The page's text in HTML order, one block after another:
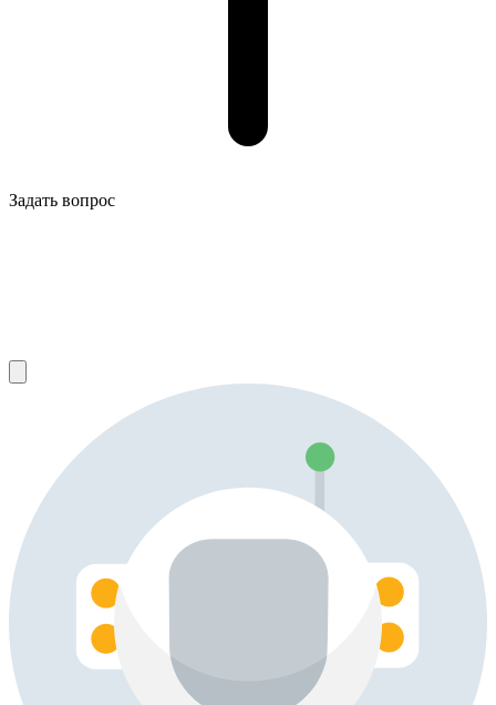
Задать вопрос